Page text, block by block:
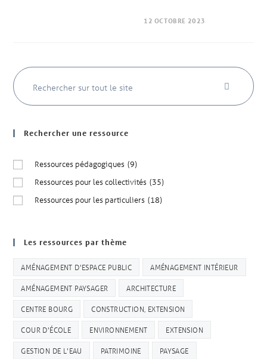
12 OCTOBRE 2023
Rechercher une ressource
Ressources pédagogiques (9)
Ressources pour les collectivités (35)
Ressources pour les particuliers (18)
Les ressources par thème
AMÉNAGEMENT D'ESPACE PUBLIC AMÉNAGEMENT INTÉRIEUR
AMÉNAGEMENT PAYSAGER ARCHITECTURE
CENTRE BOURG CONSTRUCTION, EXTENSION
COUR D'ÉCOLE ENVIRONNEMENT EXTENSION
GESTION DE L'EAU PATRIMOINE PAYSAGE